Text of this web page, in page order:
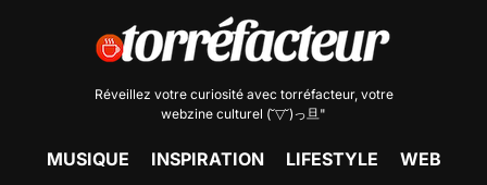
Réveillez votre curiosité avec torréfacteur, votre
webzine culturel (˘▽˘)っ旦"
MUSIQUE INSPIRATION LIFESTYLE WEB